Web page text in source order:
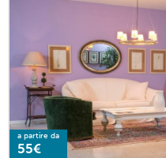
a partire da
55€